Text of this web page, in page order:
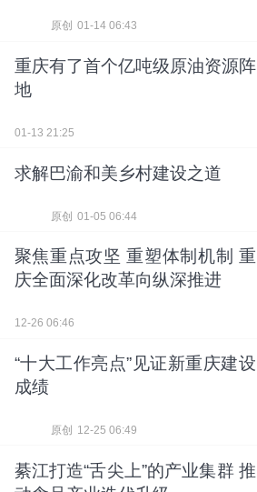
01-14 06:43
原创
重庆有了首个亿吨级原油资源阵
地
01-13 21:25
求解巴渝和美乡村建设之道
01-05 06:44
原创
聚焦重点攻坚 重塑体制机制 重
庆全面深化改革向纵深推进
12-26 06:46
“十大工作亮点”见证新重庆建设
成绩
12-25 06:49
原创
綦江打造“舌尖上”的产业集群 推